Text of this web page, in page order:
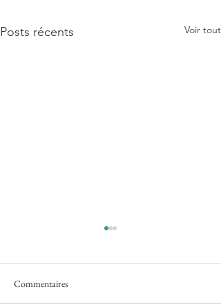
Posts récents Voir tout
Commentaires